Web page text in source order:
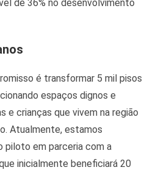
de 36% no desenvolvimento
é transformar 5 mil pisos
espaços dignos e
e crianças que vivem na região
Atualmente, estamos
piloto em parceria com a
inicialmente beneficiará 20